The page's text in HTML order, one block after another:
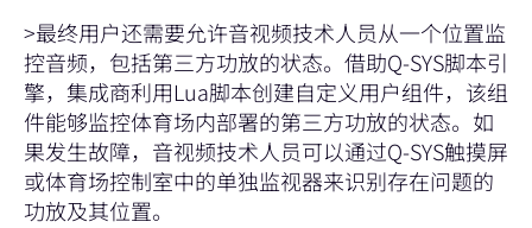
>最终用户还需要允许音视频技术人员从一个位置监
控音频，包括第三方功放的状态。借助Q-SYS脚本引
擎，集成商利用Lua脚本创建自定义用户组件，该组
件能够监控体育场内部署的第三方功放的状态。如
果发生故障，音视频技术人员可以通过Q-SYS触摸屏
或体育场控制室中的单独监视器来识别存在问题的
功放及其位置。